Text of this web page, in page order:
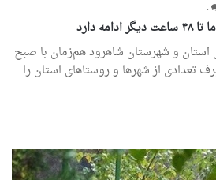
۰
دارد
استان و شهرستان شاهرود هم‌زمان با صبح
تعدادی از شهرها و روستاهای استان را